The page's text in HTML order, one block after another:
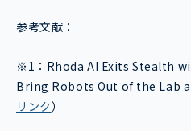
参考文献：
※1： Rhoda AI Exits Stealth
Bring Robots Out of the Lab
リンク）